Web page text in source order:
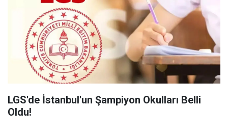
LGS'de İstanbul'un Şampiyon Okulları Belli
Oldu!